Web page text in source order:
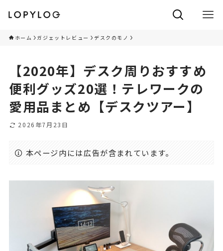
ホーム ガジェットレビュー デスクのモノ
【2020年】デスク周りおすすめ
便利グッズ20選！テレワークの
愛用品まとめ【デスクツアー】
2026年7月23日
本ページ内には広告が含まれています。